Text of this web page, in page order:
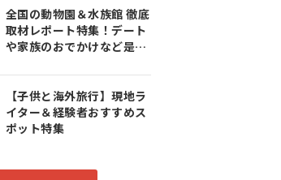
全国の動物園＆水族館 徹底
取材レポート特集！デート
や家族のおでかけなど是非
【子供と海外旅行】現地ラ
イター＆経験者おすすめス
ポット特集